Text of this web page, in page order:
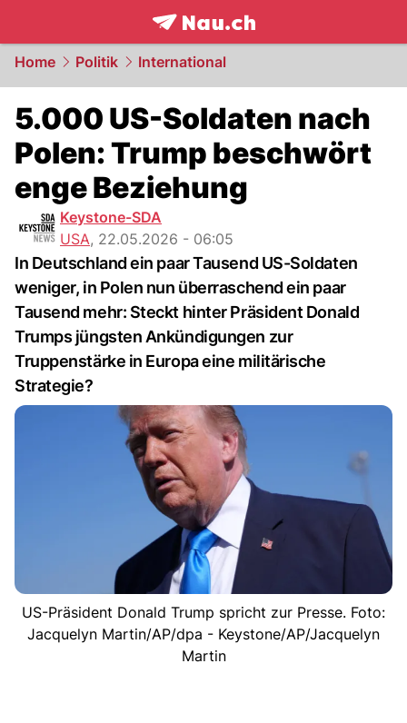
frontpage.NAU.ch
Home Politik International
5.000 US-Soldaten nach
Polen: Trump beschwört
enge Beziehung
Keystone-SDA
USA, 22.05.2026 - 06:05
In Deutschland ein paar Tausend US-Soldaten
weniger, in Polen nun überraschend ein paar
Tausend mehr: Steckt hinter Präsident Donald
Trumps jüngsten Ankündigungen zur
Truppenstärke in Europa eine militärische
Strategie?
US-Präsident Donald Trump spricht zur Presse. Foto:
Jacquelyn Martin/AP/dpa - Keystone/AP/Jacquelyn
Martin